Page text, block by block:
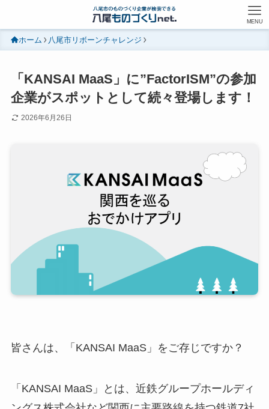
MENU
ホーム 八尾市リボーンチャレンジ
「KANSAI MaaS」に”FactorISM”の参加
企業がスポットとして続々登場します！
2026年6月26日
皆さんは、「KANSAI MaaS」をご存じですか？
「KANSAI MaaS」とは、近鉄グループホールディ